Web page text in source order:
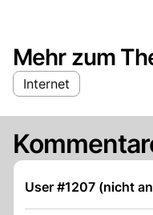
Mehr zum
Internet
User #1207 (nicht